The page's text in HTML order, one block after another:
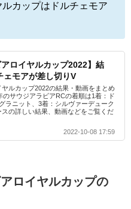
カップはドルチェモア
アロイヤルカップ2022】結
ェモアが差し切りV
ルカップ2022の結果・動画をまとめ
のサウジアラビアRCの着順は1着：ド
ラニット、3着：シルヴァーデューク
スの詳しい結果、動画などをご覧くだ
2022-10-08 17:59
ロイヤルカップの